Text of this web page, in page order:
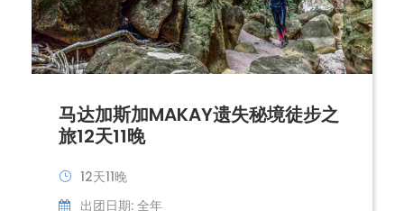
马达加斯加MAKAY遗失秘境徒步之
旅12天11晚
12天11晚
出团日期: 全年